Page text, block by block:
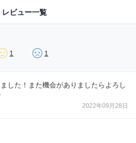
レビュー一覧
1 1
した！また機会がありましたらよろし
2022年09月28日